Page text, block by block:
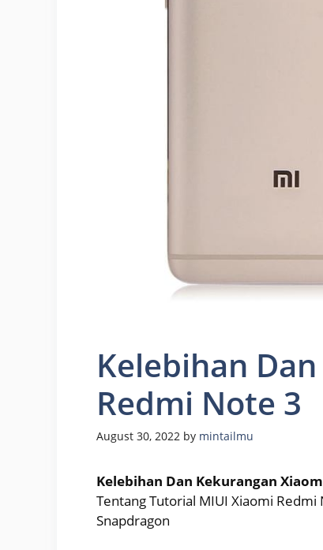
Kelebihan
Redmi Note 3
August 30, 2022 by mintailmu
Kelebihan Dan Kekurangan
Tentang Tutorial MIUI Xiaomi
Snapdragon